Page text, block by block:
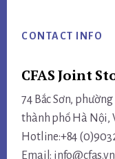
CONTACT INFO
CFAS Joint
74 Bắc Sơn,
thành phố Hà Nội,
Hotline:+84
Email: info@cfas.vn